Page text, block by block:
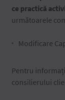
ce practică
următoarele
Modificare
Pentru
consilierului